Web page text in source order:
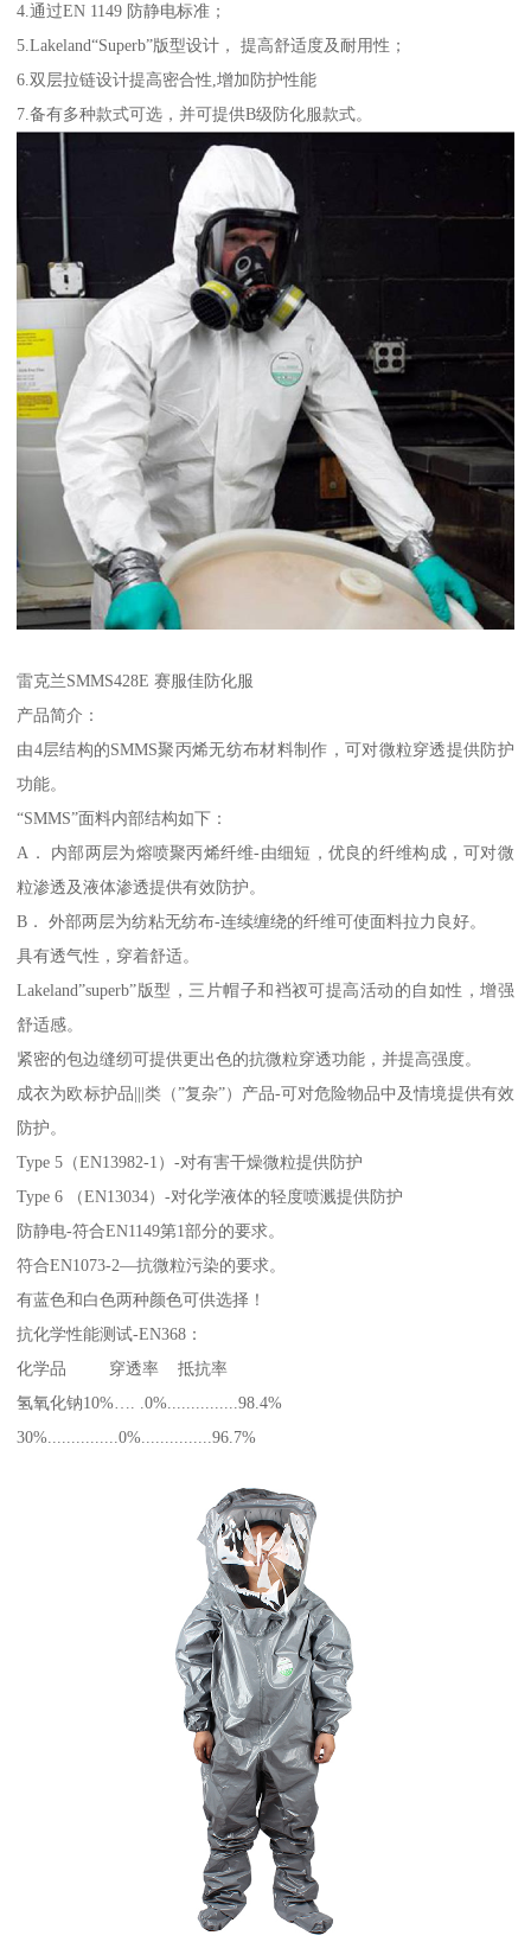
4.通过EN 1149 防静电标准；
5.Lakeland“Superb”版型设计， 提高舒适度及耐用性；
6.双层拉链设计提高密合性,增加防护性能
7.备有多种款式可选，并可提供B级防化服款式。
雷克兰SMMS428E 赛服佳防化服
产品简介：
由4层结构的SMMS聚丙烯无纺布材料制作，可对微粒穿透提供防护
功能。
“SMMS”面料内部结构如下：
A． 内部两层为熔喷聚丙烯纤维-由细短，优良的纤维构成，可对微
粒渗透及液体渗透提供有效防护。
B． 外部两层为纺粘无纺布-连续缠绕的纤维可使面料拉力良好。
具有透气性，穿着舒适。
Lakeland”superb”版型，三片帽子和裆衩可提高活动的自如性，增强
舒适感。
紧密的包边缝纫可提供更出色的抗微粒穿透功能，并提高强度。
成衣为欧标护品|||类（”复杂”）产品-可对危险物品中及情境提供有效
防护。
Type 5（EN13982-1）-对有害干燥微粒提供防护
Type 6 （EN13034）-对化学液体的轻度喷溅提供防护
防静电-符合EN1149第1部分的要求。
符合EN1073-2—抗微粒污染的要求。
有蓝色和白色两种颜色可供选择！
抗化学性能测试-EN368：
化学品 穿透率 抵抗率
氢氧化钠10%…. .0%...............98.4%
30%...............0%...............96.7%